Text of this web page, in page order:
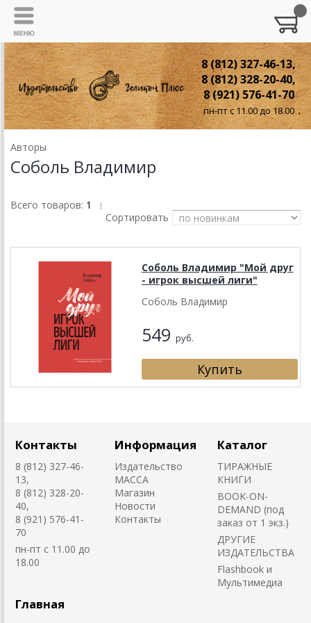
8 (812) 327-46-13,
8 (812) 328-20-40,
8 (921) 576-41-70
пн-пт с 11.00 до 18.00
Авторы
Соболь Владимир
Всего товаров: 1 |
Сортировать
Соболь Владимир "Мой друг
- игрок высшей лиги"
Соболь Владимир
549 руб.
Контакты
8 (812) 327-46-
13,
8 (812) 328-20-
40,
8 (921) 576-41-
70
пн-пт с 11.00 до
18.00
Информация
Издательство
MACCA
Магазин
Новости
Контакты
Каталог
ТИРАЖНЫЕ
КНИГИ
BOOK-ON-
DEMAND (под
заказ от 1 экз.)
ДРУГИЕ
ИЗДАТЕЛЬСТВА
Flashbook и
Мультимедиа
Главная